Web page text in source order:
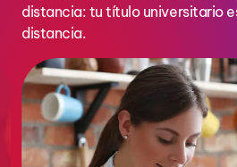
distancia: tu título universitario
distancia.